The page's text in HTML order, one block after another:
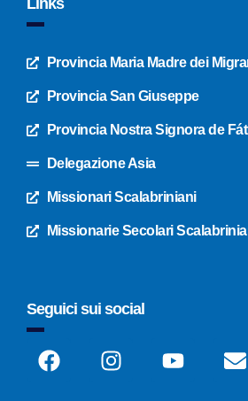
Links
Provincia Maria Madre dei
Provincia San Giuseppe
Provincia Nostra Signora de
Delegazione Asia
Missionari Scalabriniani
Missionarie Secolari
Seguici sui social